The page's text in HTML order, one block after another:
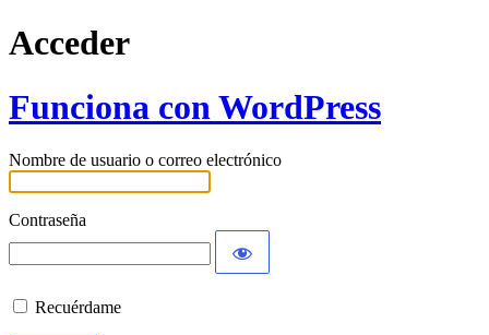
Acceder
Funciona con WordPress
Nombre de usuario o correo electrónico
Contraseña
Recuérdame